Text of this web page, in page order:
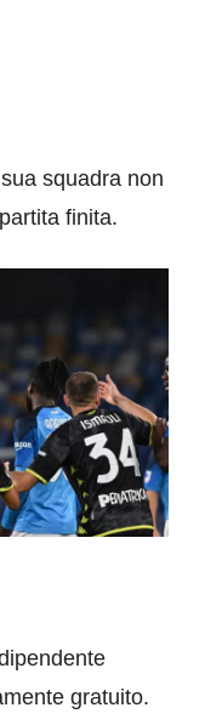
squadra non
finita.
gratuito.